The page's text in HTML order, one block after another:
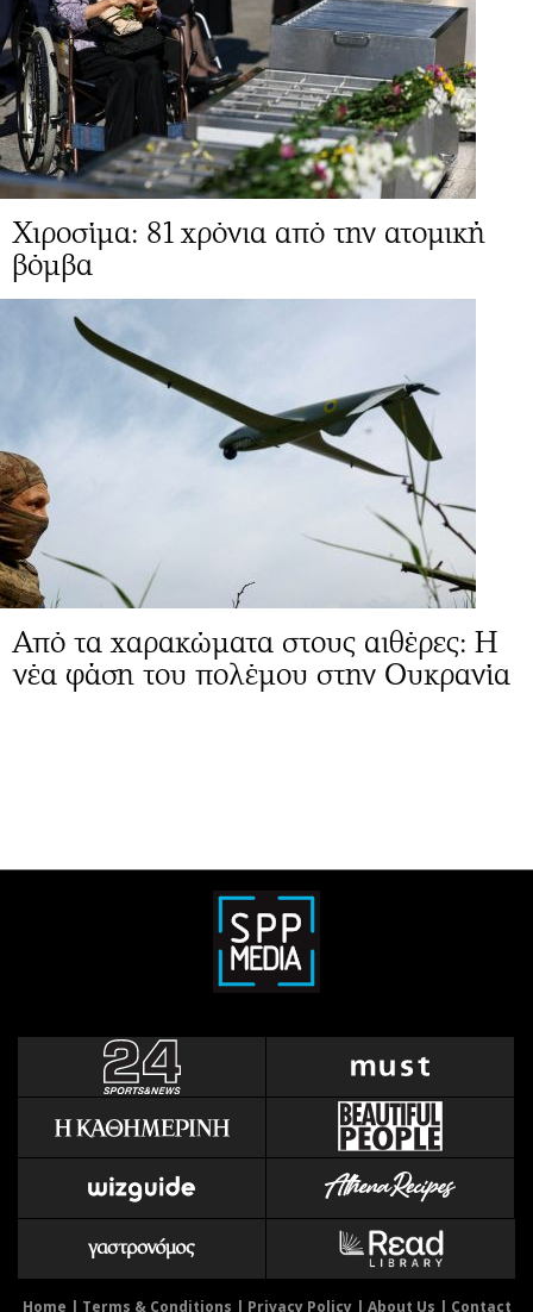
Χιροσίμα: 81 χρόνια από την ατομική
βόμβα
Από τα χαρακώματα στους αιθέρες: Η
νέα φάση του πολέμου στην Ουκρανία
Home | Terms & Conditions | Privacy Policy| About Us | Contact